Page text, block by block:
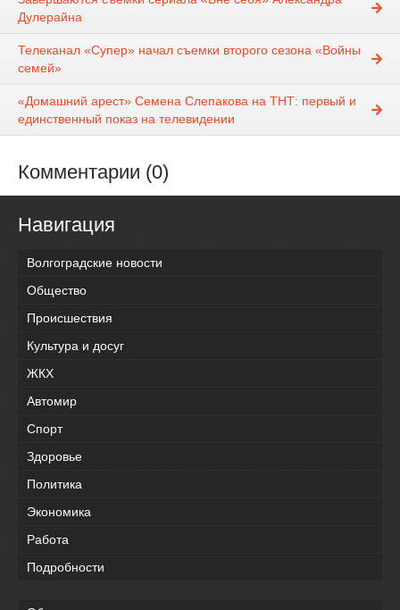
Дулерайна
Телеканал «Супер» начал съемки второго сезона «Войны
семей»
«Домашний арест» Семена Слепакова на ТНТ: первый и
единственный показ на телевидении
Комментарии (0)
Навигация
Волгоградские новости
Общество
Происшествия
Культура и досуг
ЖКХ
Автомир
Спорт
Здоровье
Политика
Экономика
Работа
Подробности